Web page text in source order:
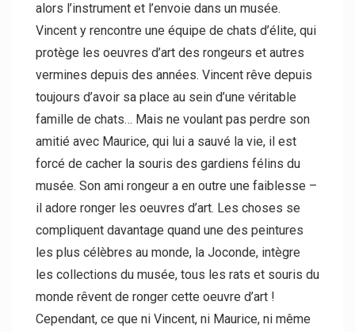
alors l’instrument et l’envoie dans un musée.
Vincent y rencontre une équipe de chats d’élite, qui
protège les oeuvres d’art des rongeurs et autres
vermines depuis des années. Vincent rêve depuis
toujours d’avoir sa place au sein d’une véritable
famille de chats… Mais ne voulant pas perdre son
amitié avec Maurice, qui lui a sauvé la vie, il est
forcé de cacher la souris des gardiens félins du
musée. Son ami rongeur a en outre une faiblesse –
il adore ronger les oeuvres d’art. Les choses se
compliquent davantage quand une des peintures
les plus célèbres au monde, la Joconde, intègre
les collections du musée, tous les rats et souris du
monde rêvent de ronger cette oeuvre d’art !
Cependant, ce que ni Vincent, ni Maurice, ni même